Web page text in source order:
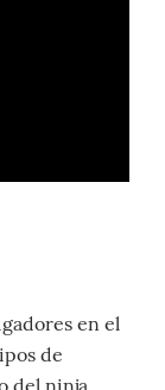
en el
de